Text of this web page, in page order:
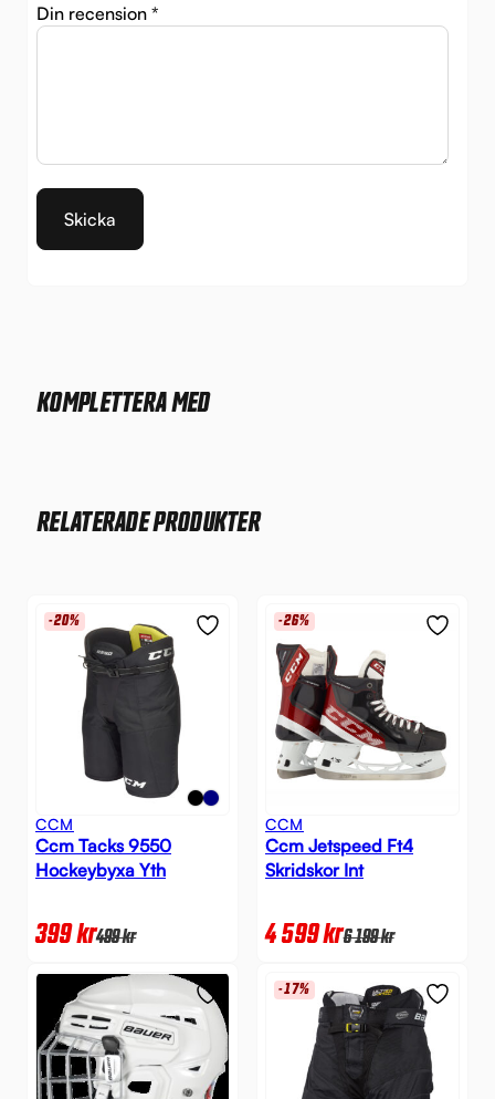
Din recension *
KOMPLETTERA MED
RELATERADE PRODUKTER
-20%
CCM
Ccm Tacks 9550
Hockeybyxa Yth
399kr499kr
-26%
CCM
Ccm Jetspeed Ft4
Skridskor Int
4 599kr6 199kr
-17%